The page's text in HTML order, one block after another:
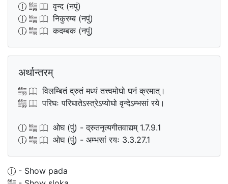
वृन्द (नपुं)
निकुरम्ब (नपुं)
कदम्बक (नपुं)
अर्थान्तरम्
विलम्बितं द्रुतं मध्यं तत्त्वमोघो घनं क्रमात्।
परिघः परिघातेऽस्त्रेऽप्योघो वृन्देऽम्भसां रये।
ओघ (पुं) - द्रुतनृत्यगीतवाद्यम् 1.7.9.1
ओघ (पुं) - अम्भसां रयः 3.3.27.1
- Show pada